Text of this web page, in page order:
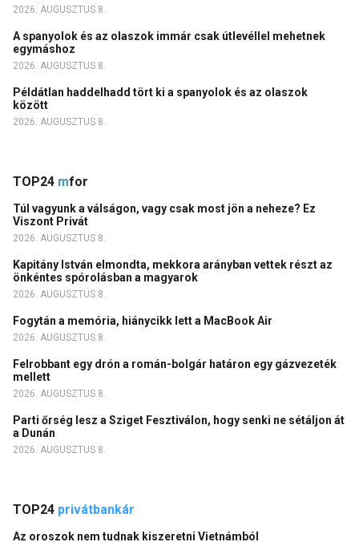
2026. AUGUSZTUS 8.
A spanyolok és az olaszok immár csak útlevéllel mehetnek
egymáshoz
2026. AUGUSZTUS 8.
Példátlan haddelhadd tört ki a spanyolok és az olaszok
között
2026. AUGUSZTUS 8.
TOP24 mfor
Túl vagyunk a válságon, vagy csak most jön a neheze? Ez
Viszont Privát
2026. AUGUSZTUS 8.
Kapitány István elmondta, mekkora arányban vettek részt az
önkéntes spórolásban a magyarok
2026. AUGUSZTUS 8.
Fogytán a memória, hiánycikk lett a MacBook Air
2026. AUGUSZTUS 8.
Felrobbant egy drón a román-bolgár határon egy gázvezeték
mellett
2026. AUGUSZTUS 8.
Parti őrség lesz a Sziget Fesztiválon, hogy senki ne sétáljon át
a Dunán
2026. AUGUSZTUS 8.
TOP24 privátbankár
Az oroszok nem tudnak kiszeretni Vietnámból